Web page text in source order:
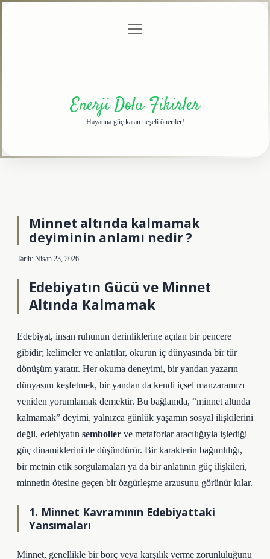
menüyü
Enerji Dolu Fikirler
Hayatına güç katan neşeli öneriler!
Minnet altında kalmamak
deyiminin anlamı nedir ?
Tarih: Nisan 23, 2026
Edebiyatın Gücü ve Minnet
Altında Kalmamak
Edebiyat, insan ruhunun derinliklerine açılan bir pencere
gibidir; kelimeler ve anlatılar, okurun iç dünyasında bir tür
dönüşüm yaratır. Her okuma deneyimi, bir yandan yazarın
dünyasını keşfetmek, bir yandan da kendi içsel manzaramızı
yeniden yorumlamak demektir. Bu bağlamda, “minnet altında
kalmamak” deyimi, yalnızca günlük yaşamın sosyal ilişkilerini
değil, edebiyatın semboller ve metaforlar aracılığıyla işlediği
güç dinamiklerini de düşündürür. Bir karakterin bağımlılığı,
bir metnin etik sorgulamaları ya da bir anlatının güç ilişkileri,
minnetin ötesine geçen bir özgürleşme arzusunu görünür kılar.
1. Minnet Kavramının Edebiyattaki
Yansımaları
Minnet, genellikle bir borç veya karşılık verme zorunluluğunu